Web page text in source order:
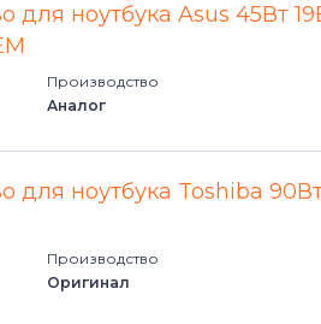
Portege Z Series
Qosmio
Satellite 100 Series
Satellite 1000 Series
для ноутбука Asus 45Вт
Производство
Аналог
для ноутбука Toshiba
Производство
Оригинал